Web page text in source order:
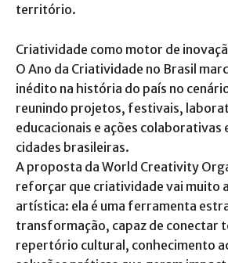
território.
Criatividade como motor de
O Ano da Criatividade no Brasil
inédito na história do país no
reunindo projetos, festivais,
educacionais e ações colaborativas
cidades brasileiras.
A proposta da World Creativity
reforçar que criatividade vai muito
artística: ela é uma ferramenta
transformação, capaz de conectar
repertório cultural, conhecimento